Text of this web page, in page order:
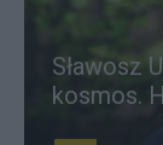
Sławosz
kosmos.